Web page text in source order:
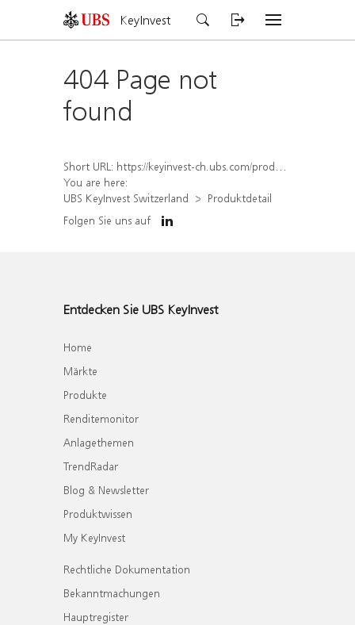
KeyInvest
404 Page not
found
Short URL: https://keyinvest-ch.ubs.com/produkt/detail/index/isin/CH1572296957
You are here:
UBS KeyInvest Switzerland
Produktdetail
Folgen Sie uns auf
Entdecken Sie UBS KeyInvest
Home
Märkte
Produkte
Renditemonitor
Anlagethemen
TrendRadar
Blog & Newsletter
Produktwissen
My KeyInvest
Rechtliche Dokumentation
Bekanntmachungen
Hauptregister